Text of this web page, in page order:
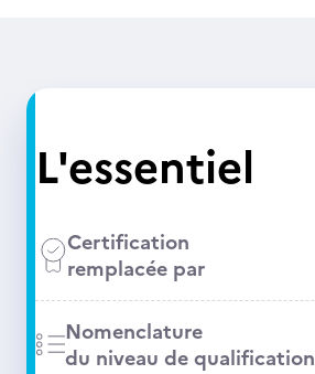
L'essentiel
Certification
remplacée par
Nomenclature
du niveau de qualification